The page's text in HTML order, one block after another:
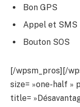
Bon GPS
Appel et SMS
Bouton SOS
[/wpsm_pros][/
size= »one-half »
title=